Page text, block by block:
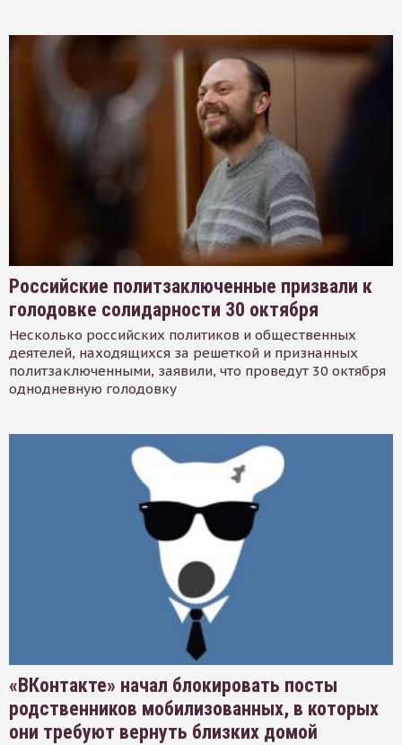
Российские политзаключенные призвали к
голодовке солидарности 30 октября
Несколько российских политиков и общественных
деятелей, находящихся за решеткой и признанных
политзаключенными, заявили, что проведут 30 октября
однодневную голодовку
«ВКонтакте» начал блокировать посты
родственников мобилизованных, в которых
они требуют вернуть близких домой